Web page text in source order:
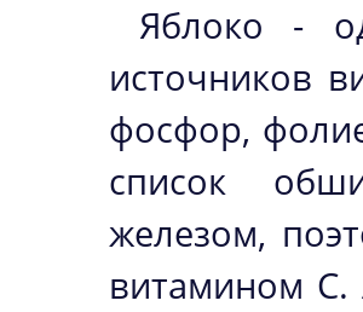
Яблоко -
источников
фосфор,
список
железом,
витамином С.